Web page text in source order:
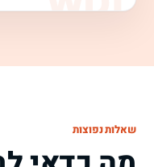
שאלות נפוצות